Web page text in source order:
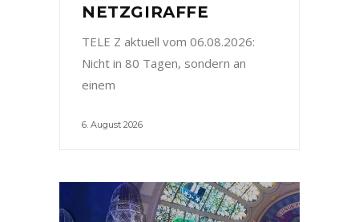
NETZGIRAFFE
TELE Z aktuell vom 06.08.2026:
Nicht in 80 Tagen, sondern an
einem
6. August 2026